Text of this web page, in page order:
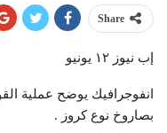
Share
إب نيوز ١٢ يونيو
انفوجرافيك يوضح عملية
بصاروخ نوع كروز .